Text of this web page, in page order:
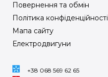
Повернення та обмін
Політика конфіденційності
Мапа сайту
Електродвигуни
+38 068 569 62 65